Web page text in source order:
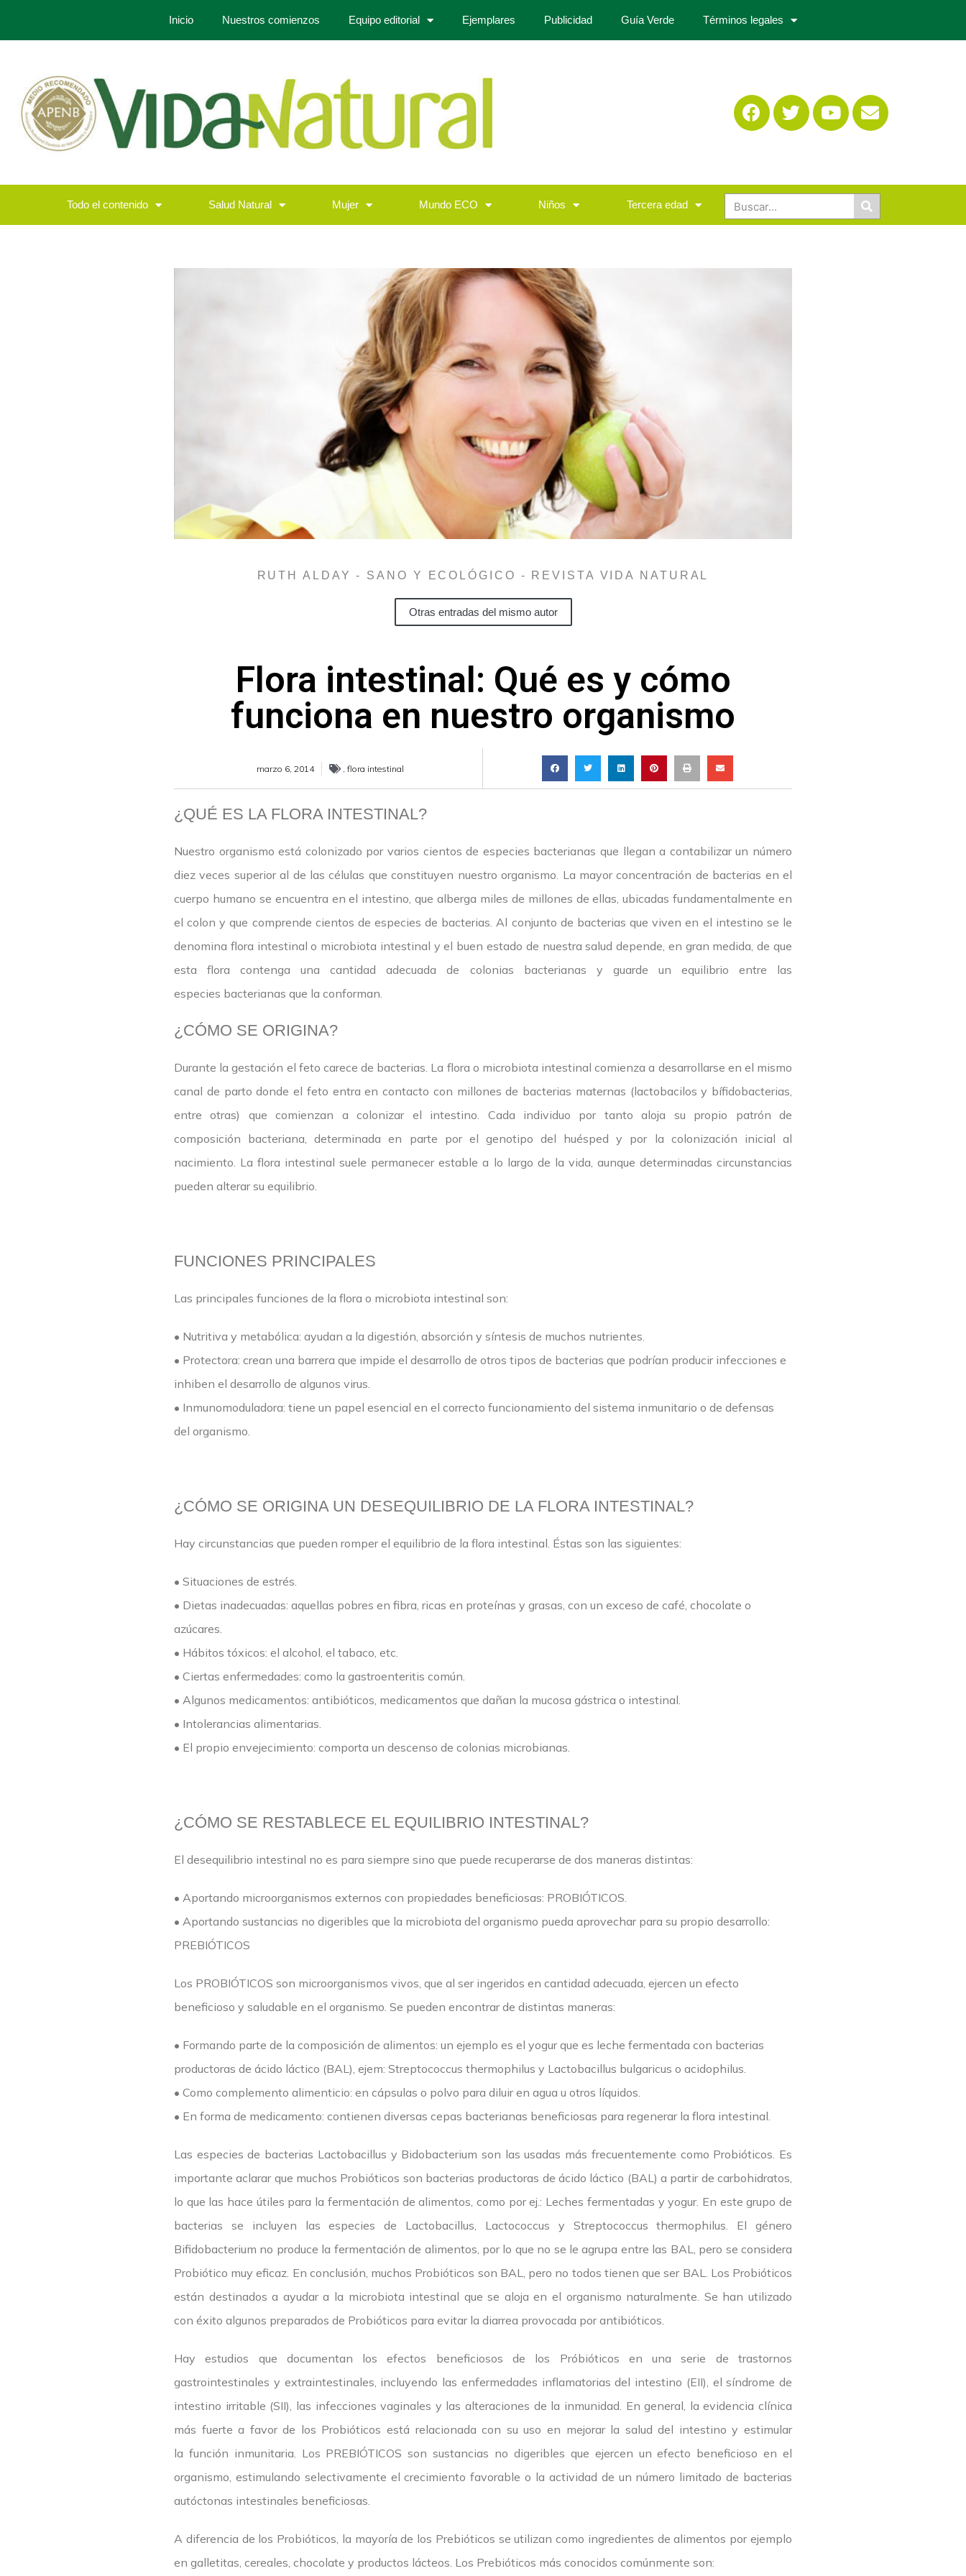
Inicio Nuestros comienzos Equipo editorial Ejemplares Publicidad Guía Verde Términos legales
Todo el contenido Salud Natural Mujer Mundo ECO Niños Tercera edad
RUTH ALDAY - SANO Y ECOLÓGICO - REVISTA VIDA NATURAL
Otras entradas del mismo autor
Flora intestinal: Qué es y cómo
funciona en nuestro organismo
marzo 6, 2014 flora intestinal
¿QUÉ ES LA FLORA INTESTINAL?
Nuestro organismo está colonizado por varios cientos de especies bacterianas que llegan a contabilizar un número
diez veces superior al de las células que constituyen nuestro organismo. La mayor concentración de bacterias en el
cuerpo humano se encuentra en el intestino, que alberga miles de millones de ellas, ubicadas fundamentalmente en
el colon y que comprende cientos de especies de bacterias. Al conjunto de bacterias que viven en el intestino se le
denomina flora intestinal o microbiota intestinal y el buen estado de nuestra salud depende, en gran medida, de que
esta flora contenga una cantidad adecuada de colonias bacterianas y guarde un equilibrio entre las
especies bacterianas que la conforman.
¿CÓMO SE ORIGINA?
Durante la gestación el feto carece de bacterias. La flora o microbiota intestinal comienza a desarrollarse en el mismo
canal de parto donde el feto entra en contacto con millones de bacterias maternas (lactobacilos y bífidobacterias,
entre otras) que comienzan a colonizar el intestino. Cada individuo por tanto aloja su propio patrón de
composición bacteriana, determinada en parte por el genotipo del huésped y por la colonización inicial al
nacimiento. La flora intestinal suele permanecer estable a lo largo de la vida, aunque determinadas circunstancias
pueden alterar su equilibrio.
FUNCIONES PRINCIPALES
Las principales funciones de la flora o microbiota intestinal son:
• Nutritiva y metabólica: ayudan a la digestión, absorción y síntesis de muchos nutrientes.
• Protectora: crean una barrera que impide el desarrollo de otros tipos de bacterias que podrían producir infecciones e
inhiben el desarrollo de algunos virus.
• Inmunomoduladora: tiene un papel esencial en el correcto funcionamiento del sistema inmunitario o de defensas
del organismo.
¿CÓMO SE ORIGINA UN DESEQUILIBRIO DE LA FLORA INTESTINAL?
Hay circunstancias que pueden romper el equilibrio de la flora intestinal. Éstas son las siguientes:
• Situaciones de estrés.
• Dietas inadecuadas: aquellas pobres en fibra, ricas en proteínas y grasas, con un exceso de café, chocolate o
azúcares.
• Hábitos tóxicos: el alcohol, el tabaco, etc.
• Ciertas enfermedades: como la gastroenteritis común.
• Algunos medicamentos: antibióticos, medicamentos que dañan la mucosa gástrica o intestinal.
• Intolerancias alimentarias.
• El propio envejecimiento: comporta un descenso de colonias microbianas.
¿CÓMO SE RESTABLECE EL EQUILIBRIO INTESTINAL?
El desequilibrio intestinal no es para siempre sino que puede recuperarse de dos maneras distintas:
• Aportando microorganismos externos con propiedades beneficiosas: PROBIÓTICOS.
• Aportando sustancias no digeribles que la microbiota del organismo pueda aprovechar para su propio desarrollo:
PREBIÓTICOS
Los PROBIÓTICOS son microorganismos vivos, que al ser ingeridos en cantidad adecuada, ejercen un efecto
beneficioso y saludable en el organismo. Se pueden encontrar de distintas maneras:
• Formando parte de la composición de alimentos: un ejemplo es el yogur que es leche fermentada con bacterias
productoras de ácido láctico (BAL), ejem: Streptococcus thermophilus y Lactobacillus bulgaricus o acidophilus.
• Como complemento alimenticio: en cápsulas o polvo para diluir en agua u otros líquidos.
• En forma de medicamento: contienen diversas cepas bacterianas beneficiosas para regenerar la flora intestinal.
Las especies de bacterias Lactobacillus y Bidobacterium son las usadas más frecuentemente como Probióticos. Es
importante aclarar que muchos Probióticos son bacterias productoras de ácido láctico (BAL) a partir de carbohidratos,
lo que las hace útiles para la fermentación de alimentos, como por ej.: Leches fermentadas y yogur. En este grupo de
bacterias se incluyen las especies de Lactobacillus, Lactococcus y Streptococcus thermophilus. El género
Bifidobacterium no produce la fermentación de alimentos, por lo que no se le agrupa entre las BAL, pero se considera
Probiótico muy eficaz. En conclusión, muchos Probióticos son BAL, pero no todos tienen que ser BAL. Los Probióticos
están destinados a ayudar a la microbiota intestinal que se aloja en el organismo naturalmente. Se han utilizado
con éxito algunos preparados de Probióticos para evitar la diarrea provocada por antibióticos.
Hay estudios que documentan los efectos beneficiosos de los Próbióticos en una serie de trastornos
gastrointestinales y extraintestinales, incluyendo las enfermedades inflamatorias del intestino (EII), el síndrome de
intestino irritable (SII), las infecciones vaginales y las alteraciones de la inmunidad. En general, la evidencia clínica
más fuerte a favor de los Probióticos está relacionada con su uso en mejorar la salud del intestino y estimular
la función inmunitaria. Los PREBIÓTICOS son sustancias no digeribles que ejercen un efecto beneficioso en el
organismo, estimulando selectivamente el crecimiento favorable o la actividad de un número limitado de bacterias
autóctonas intestinales beneficiosas.
A diferencia de los Probióticos, la mayoría de los Prebióticos se utilizan como ingredientes de alimentos por ejemplo
en galletitas, cereales, chocolate y productos lácteos. Los Prebióticos más conocidos comúnmente son: